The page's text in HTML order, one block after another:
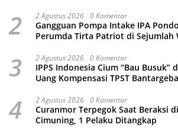
2 2 Agustus 2026 0 Komentar
Gangguan Pompa Intake IPA
Perumda Tirta Patriot di Sejumlah
3 2 Agustus 2026 0 Komentar
IPPS Indonesia Cium “Bau Busuk”
Uang Kompensasi TPST
4 2 Agustus 2026 0 Komentar
Curanmor Terpegok Saat Beraksi
Cimuning, 1 Pelaku Ditangkap